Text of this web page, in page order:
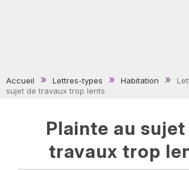
Accueil Lettres-types Habitation
sujet de travaux trop lents
Plainte au sujet
travaux trop